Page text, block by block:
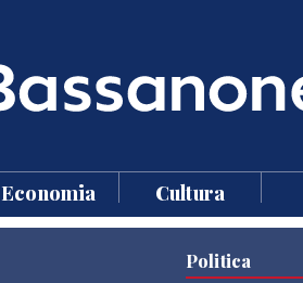
Economia Cultura
Politica